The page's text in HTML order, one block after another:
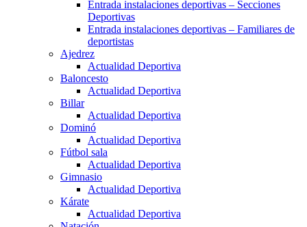
Entrada instalaciones deportivas – Secciones
Deportivas
Entrada instalaciones deportivas – Familiares de
deportistas
Ajedrez
Actualidad Deportiva
Baloncesto
Actualidad Deportiva
Billar
Actualidad Deportiva
Dominó
Actualidad Deportiva
Fútbol sala
Actualidad Deportiva
Gimnasio
Actualidad Deportiva
Kárate
Actualidad Deportiva